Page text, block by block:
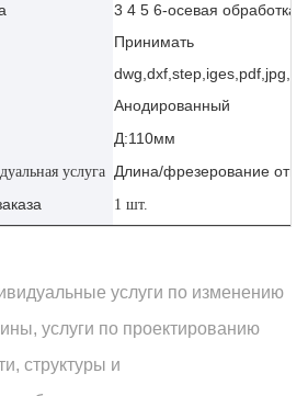
3 4 5 6-осевая обработка
Принимать
Анодированный
Д:110мм
услуга Длина/фрезерование
1 шт.
услуги по изменению
услуги по проектированию
структуры и